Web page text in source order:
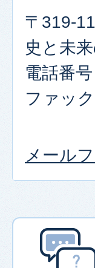
〒319-
史と未
電話番
ファッ
メール